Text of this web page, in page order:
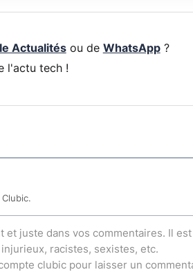
Actualitésou de WhatsApp?
l'actu tech !